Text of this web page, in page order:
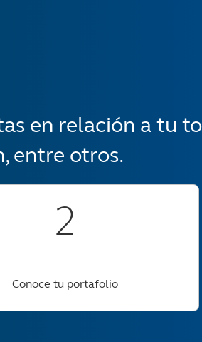
en relación a tu
entre otros.
2
Conoce tu portafolio